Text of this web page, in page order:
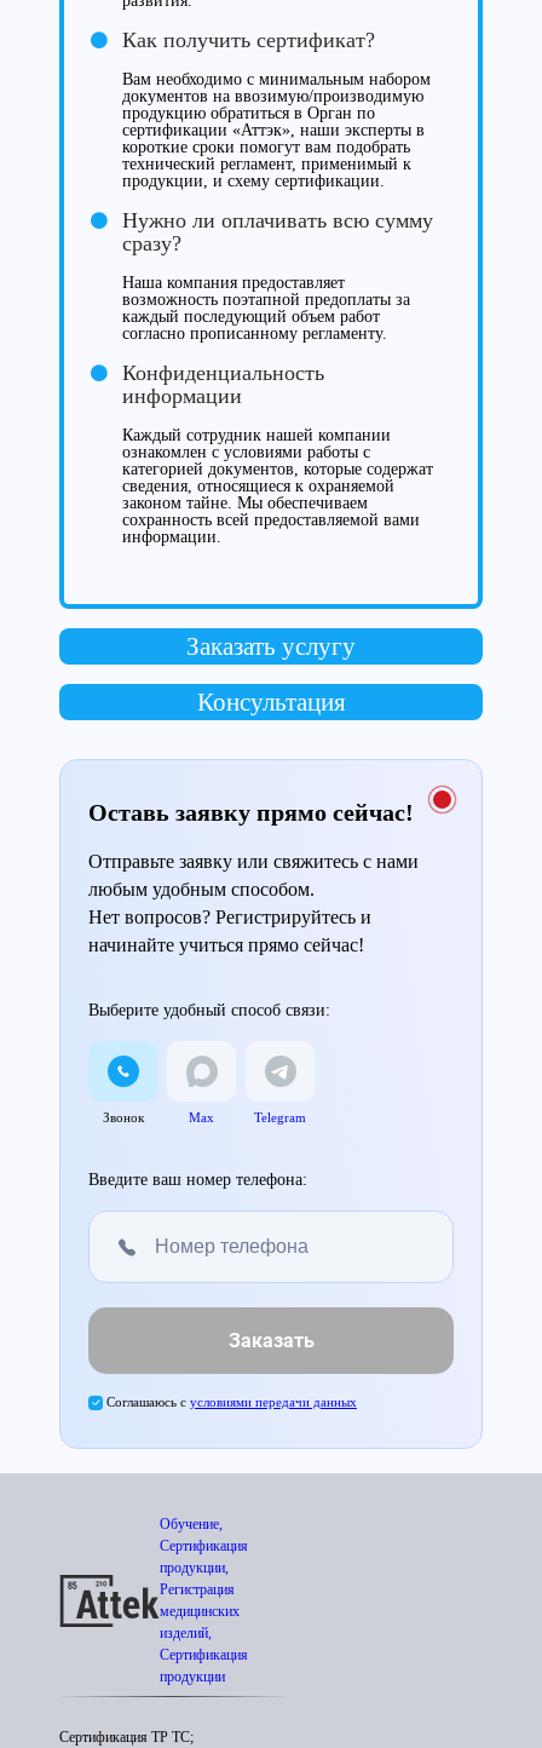
Как получить сертификат?
Вам необходимо с минимальным набором
документов на ввозимую/производимую
продукцию обратиться в Орган по
сертификации «Аттэк», наши эксперты в
короткие сроки помогут вам подобрать
технический регламент, применимый к
продукции, и схему сертификации.
Нужно ли оплачивать всю сумму
сразу?
Наша компания предоставляет
возможность поэтапной предоплаты за
каждый последующий объем работ
согласно прописанному регламенту.
Конфиденциальность
информации
Каждый сотрудник нашей компании
ознакомлен с условиями работы с
категорией документов, которые содержат
сведения, относящиеся к охраняемой
законом тайне. Мы обеспечиваем
сохранность всей предоставляемой вами
информации.
Заказать услугу
Консультация
Оставь заявку прямо сейчас!
Отправьте заявку или свяжитесь с нами
любым удобным способом.
Нет вопросов? Регистрируйтесь и
начинайте учиться прямо сейчас!
Выберите удобный способ связи:
Звонок Max Telegram
Введите ваш номер телефона:
Заказать
Соглашаюсь с условиями передачи данных
Обучение,
Сертификация
продукции,
Регистрация
медицинских
изделий,
Сертификация
продукции
Сертификация ТР ТС;